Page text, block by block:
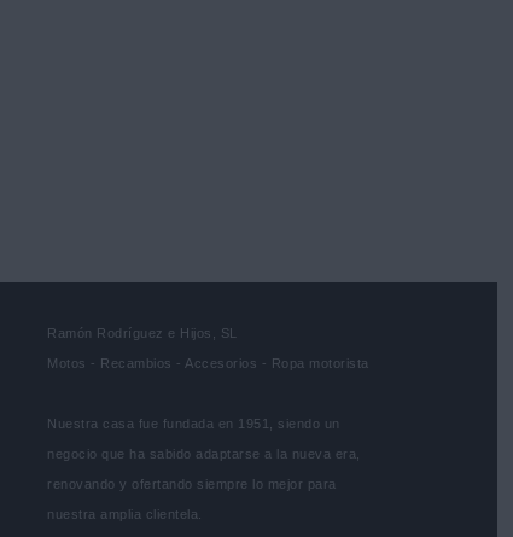
Ramón Rodríguez e Hijos, SL
Motos - Recambios - Accesorios - Ropa motorista
Nuestra casa fue fundada en 1951, siendo un
negocio que ha sabido adaptarse a la nueva era,
renovando y ofertando siempre lo mejor para
nuestra amplia clientela.